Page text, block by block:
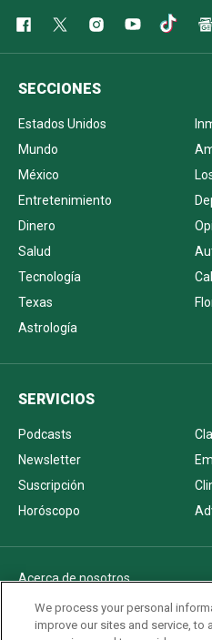
SECCIONES
Estados Unidos
Mundo
México
Entretenimiento
Dinero
Salud
Tecnología
Texas
Astrología
SERVICIOS
Podcasts
Newsletter
Suscripción
Horóscopo
Acerca de nosotros
Politica de privacidad
Pautas Editoriales
We process your personal
improve our sites and service, to